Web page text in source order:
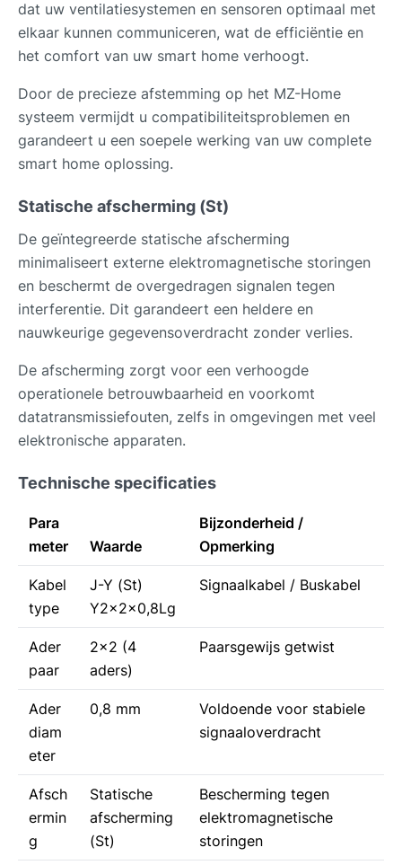
dat uw ventilatiesystemen en sensoren optimaal met
elkaar kunnen communiceren, wat de efficiëntie en
het comfort van uw smart home verhoogt.
Door de precieze afstemming op het MZ-Home
systeem vermijdt u compatibiliteitsproblemen en
garandeert u een soepele werking van uw complete
smart home oplossing.
Statische afscherming (St)
De geïntegreerde statische afscherming
minimaliseert externe elektromagnetische storingen
en beschermt de overgedragen signalen tegen
interferentie. Dit garandeert een heldere en
nauwkeurige gegevensoverdracht zonder verlies.
De afscherming zorgt voor een verhoogde
operationele betrouwbaarheid en voorkomt
datatransmissiefouten, zelfs in omgevingen met veel
elektronische apparaten.
Technische specificaties
Para
meter
Waarde
Bijzonderheid /
Opmerking
Kabel
type
J-Y (St)
Y2x2x0,8Lg
Signaalkabel / Buskabel
Ader
paar
2x2 (4
aders)
Paarsgewijs getwist
Ader
diam
eter
0,8 mm
Voldoende voor stabiele
signaaloverdracht
Afsch
ermin
g
Statische
afscherming
(St)
Bescherming tegen
elektromagnetische
storingen